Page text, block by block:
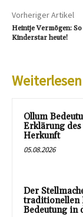
Vorheriger Artikel
Heintje Vermögen:
Kinderstar heute!
Weiterlesen
Ollum
Erklärung
Herkunft
05.08.2026
Der
traditionellen
Bedeutung in